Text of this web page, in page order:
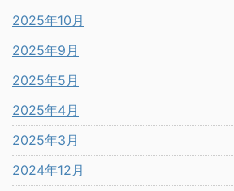
2025年10月
2025年9月
2025年5月
2025年4月
2025年3月
2024年12月